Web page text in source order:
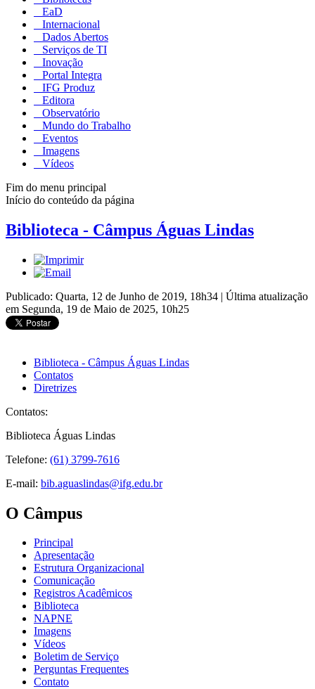
EaD
Internacional
Dados Abertos
Serviços de TI
Inovação
Portal Integra
IFG Produz
Editora
Observatório
Mundo do Trabalho
Eventos
Imagens
Vídeos
Fim do menu principal
Início do conteúdo da página
Biblioteca - Câmpus Águas Lindas
Publicado: Quarta, 12 de Junho de 2019, 18h34 | Última atualização
em Segunda, 19 de Maio de 2025, 10h25
Biblioteca - Câmpus Águas Lindas
Contatos
Diretrizes
Contatos:
Biblioteca Águas Lindas
Telefone: (61) 3799-7616
E-mail: bib.aguaslindas@ifg.edu.br
O Câmpus
Principal
Apresentação
Estrutura Organizacional
Comunicação
Registros Acadêmicos
Biblioteca
NAPNE
Imagens
Vídeos
Boletim de Serviço
Perguntas Frequentes
Contato